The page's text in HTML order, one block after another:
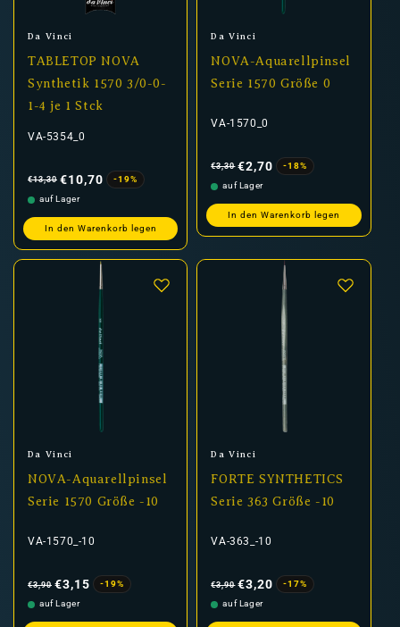
Anbieter:
Da Vinci
TABLETOP NOVA
Synthetik 1570 3/0-0-
1-4 je 1 Stck
VA-5354_0
Preis
€13,30 €10,70
-19%
auf Lager
In den Warenkorb legen
Anbieter:
Da Vinci
NOVA-Aquarellpinsel
Serie 1570 Größe 0
VA-1570_0
Preis
€3,30 €2,70
-18%
auf Lager
In den Warenkorb legen
Anbieter:
Da Vinci
NOVA-Aquarellpinsel
Serie 1570 Größe -10
VA-1570_-10
Preis
€3,90 €3,15
-19%
auf Lager
Anbieter:
Da Vinci
FORTE SYNTHETICS
Serie 363 Größe -10
VA-363_-10
Preis
€3,90 €3,20
-17%
auf Lager